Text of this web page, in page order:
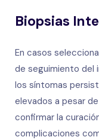
Biopsias
En casos
de seguimiento del
los síntomas
elevados a pesar
confirmar la
complicaciones